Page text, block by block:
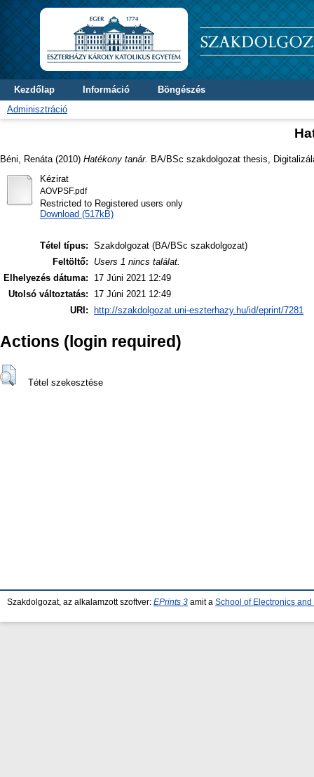
Kezdőlap Információ
Böngészés
Adminisztráció
Béni, Renáta (2010) Hatékony tanár. BA/BSc szakdolgozat thesis,
Kézirat
AOVPSF.pdf
Restricted to Registered users only
Download (517kB)
Tétel típus: Szakdolgozat (BA/BSc szakdolgozat)
Feltöltő:
Users 1 nincs találat.
Elhelyezés dátuma:
17 Júni 2021 12:49
Utolsó változtatás:
17 Júni 2021 12:49
URI:
http://szakdolgozat.uni-eszterhazy.hu/id/eprint/7281
Actions (login required)
Tétel szekesztése
Szakdolgozat, az alkalamzott szoftver: EPrints 3 amit a School of Electronics